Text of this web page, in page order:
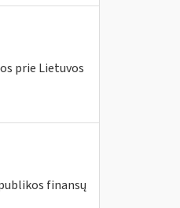
prie Lietuvos
finansų